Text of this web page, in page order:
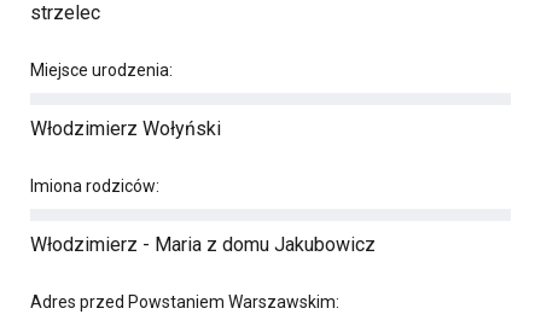
strzelec
Miejsce urodzenia:
Włodzimierz Wołyński
Imiona rodziców:
Włodzimierz - Maria z domu Jakubowicz
Adres przed Powstaniem Warszawskim: